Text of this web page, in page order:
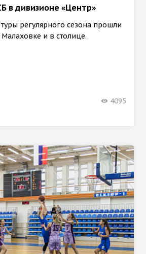
в дивизионе «Центр»
регулярного сезона прошли
и в столице.
4095